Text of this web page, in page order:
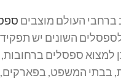
העולם מוצבים
השונים יש
למצוא ספסלים
בבתי המשפט,